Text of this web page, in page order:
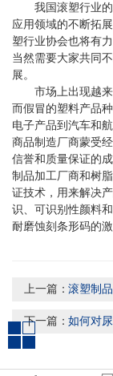
我国滚塑行业的
应用领域的不断拓展
塑行业协会也将有
当然需要大家共同
展。
市场上出现越来
而假冒的塑料产品
电子产品到汽车和
商品制造厂商蒙受
信誉和质量保证的
制品加工厂商和树
证技术，用来解决
识、可识别性颜料
耐磨蚀刻条形码的
上一篇：滚塑制
下一篇：如何对